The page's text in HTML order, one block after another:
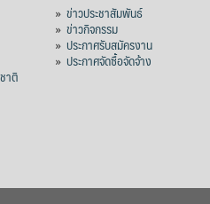
าติ
»ข่าวประชาสัมพันธ์
»ข่าวกิจกรรม
»ประกาศรับสมัครงาน
»ประกาศจัดซื้อจัดจ้าง